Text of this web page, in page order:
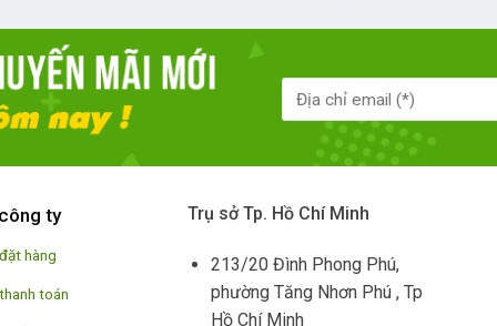
ty
hàng
toán
Trụ sở Tp. Hồ Chí Minh
213/20 Đình Phong Phú,
phường Tăng Nhơn Phú , Tp
Hồ Chí Minh